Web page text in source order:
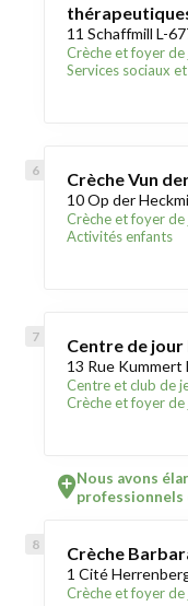
11 Schaffmill L-
Crèche et foyer
Services sociaux
Crèche Vun
10 Op der
Crèche et foyer
Activités enfants
Centre de
13 Rue Kummert
Centre et club de
Crèche et foyer
Nous avons
professionnels
Crèche
1 Cité
Crèche et foyer